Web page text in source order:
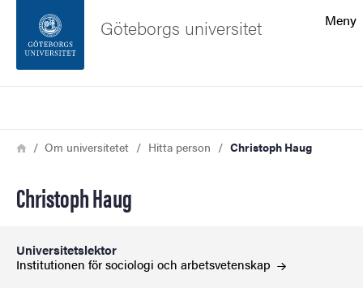
Sidfoten
Meny
Göteborgs universitet
Länkstig
HemOm universitetet Hitta person Christoph Haug
Christoph Haug
Universitetslektor
Institutionen för sociologi och arbetsvetenskap